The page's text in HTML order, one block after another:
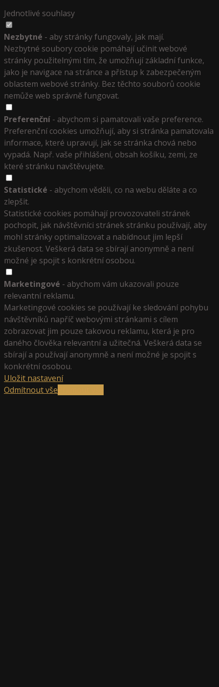
Jednotlivé souhlasy
Nezbytné - aby stránky fungovaly, jak mají.
Nezbytné soubory cookie pomáhají učinit webové
stránky použitelnými tím, že umožňují základní funkce,
jako je navigace na stránce a přístup k zabezpečeným
oblastem webové stránky. Bez těchto souborů cookie
nemůže web správně fungovat.
Preferenční - abychom si pamatovali vaše preference.
Preferenční cookies umožňují, aby si stránka pamatovala
informace, které upravují, jak se stránka chová nebo
vypadá. Např. vaše přihlášení, obsah košíku, zemi, ze
které stránku navštěvujete.
Statistické - abychom věděli, co na webu děláte a co
zlepšit.
Statistické cookies pomáhají provozovateli stránek
pochopit, jak návštěvníci stránek stránku používají, aby
mohl stránky optimalizovat a nabídnout jim lepší
zkušenost. Veškerá data se sbírají anonymně a není
možné je spojit s konkrétní osobou.
Marketingové - abychom vám ukazovali pouze
relevantní reklamu.
Marketingové cookies se používají ke sledování pohybu
návštěvníků napříč webovými stránkami s cílem
zobrazovat jim pouze takovou reklamu, která je pro
daného člověka relevantní a užitečná. Veškerá data se
sbírají a používají anonymně a není možné je spojit s
konkrétní osobou.
Uložit nastavení
Odmítnout vše